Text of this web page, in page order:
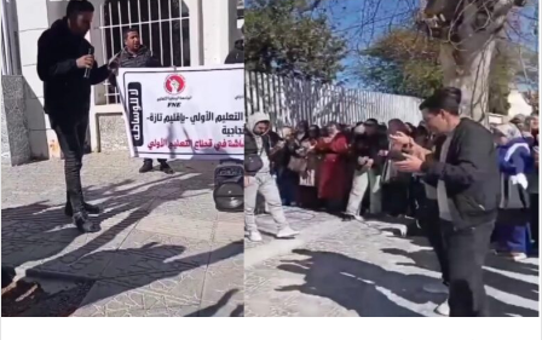
س
ل
ب
ر
ي
د
ا
إ
ل
ك
ت